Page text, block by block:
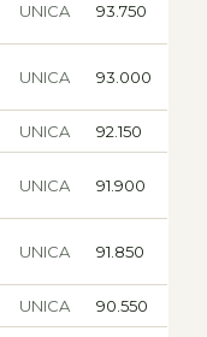
UNICA 93.750
UNICA 93.000
UNICA 92.150
UNICA 91.900
UNICA 91.850
UNICA 90.550